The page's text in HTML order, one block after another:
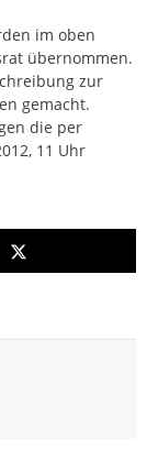
im oben
übernommen.
zur
gemacht.
die per
11 Uhr